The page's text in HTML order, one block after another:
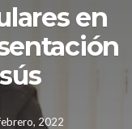
en
2022